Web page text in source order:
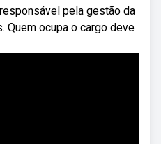
pela gestão da
Quem ocupa o cargo deve